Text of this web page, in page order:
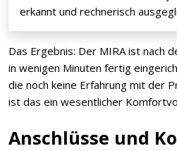
erkannt und rechnerisch
Das Ergebnis: Der MIRA ist nach
in wenigen Minuten fertig
die noch keine Erfahrung mit der
ist das ein wesentlicher
Anschlüsse und